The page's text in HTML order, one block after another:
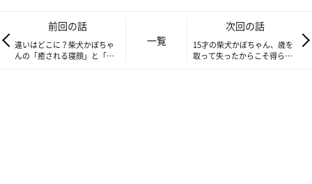
前回の話
違いはどこに？柴犬かぼちゃ
んの「癒される寝顔」と「凍
一覧
次回の話
15才の柴犬かぼちゃん、歳を
取って失ったからこそ得られ